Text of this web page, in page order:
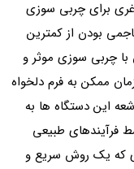
برای چربی سوزی
بودن از کمترین
چربی سوزی موثر و
ممکن به فرم دلخواه
این دستگاه ها به
فرآیندهای طبیعی
که یک روش سریع و